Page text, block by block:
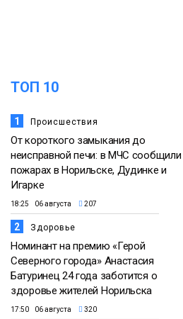
ТОП 10
1 Происшествия
От короткого замыкания до
неисправной печи: в МЧС сообщили
пожарах в Норильске, Дудинке и
Игарке
18:25 06 августа 207
2 Здоровье
Номинант на премию «Герой
Северного города» Анастасия
Батуринец 24 года заботится о
здоровье жителей Норильска
17:50 06 августа 320